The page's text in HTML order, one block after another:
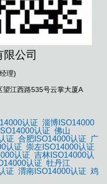
公司
理)
江西路535号云掌大厦A
认证 淄博ISO14000
认证 佛山
证 合肥ISO14000认证
广
认证 崇左ISO14000认证
认证 吉林ISO14000认
认证 牡丹江
证 渭南ISO14000认证 鸡